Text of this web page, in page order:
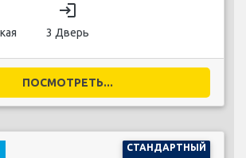
login
3 Дверь
ПОСМОТРЕТЬ...
СТАНДАРТНЫЙ